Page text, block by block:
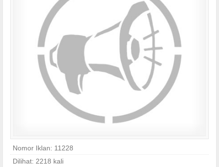
Nomor Iklan: 11228
Dilihat: 2218 kali